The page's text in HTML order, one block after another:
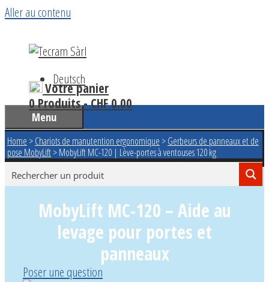
Aller au contenu
Deutsch
Votre panier
0 Produits -CHF0.00
Menu
Home >Chariots de manutention ergonomique >Gerbeurs de panneaux et de
pose MobyLift>MobyLift MC-120 | Lève-portes à ventouses 120 kg
MobyLift MC-120 – Aide au
levage pour portes et
panneaux
Poser une question